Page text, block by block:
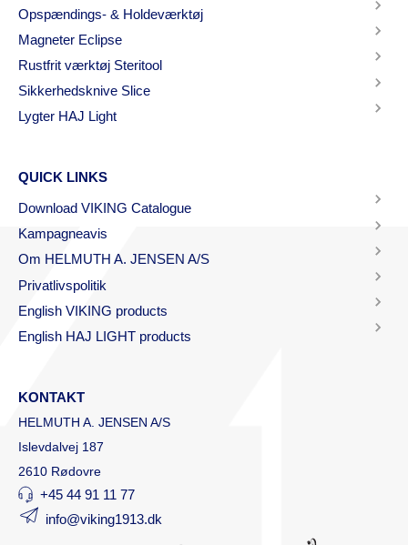
Opspændings- & Holdeværktøj
Magneter Eclipse
Rustfrit værktøj Steritool
Sikkerhedsknive Slice
Lygter HAJ Light
QUICK LINKS
Download VIKING Catalogue
Kampagneavis
Om HELMUTH A. JENSEN A/S
Privatlivspolitik
English VIKING products
English HAJ LIGHT products
KONTAKT
HELMUTH A. JENSEN A/S
Islevdalvej 187
2610 Rødovre
+45 44 91 11 77
info@viking1913.dk